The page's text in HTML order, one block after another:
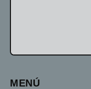
MENÚ